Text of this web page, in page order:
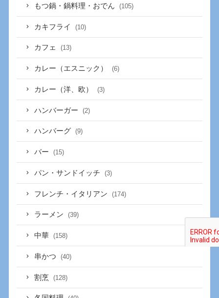
もつ鍋・鍋料理・おでん (105)
カキフライ (10)
カフェ (13)
カレー（エスニック） (6)
カレー（洋、欧） (3)
ハンバーガー (2)
ハンバーグ (9)
バー (15)
パン・サンドイッチ (3)
フレンチ・イタリアン (174)
ラーメン (39)
中華 (158)
串かつ (40)
割烹 (128)